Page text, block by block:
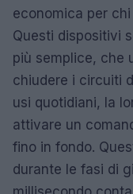
economica per
Questi dispositivi
più semplice, che
chiudere i circuiti
usi quotidiani, la
attivare un
fino in fondo.
durante le fasi di